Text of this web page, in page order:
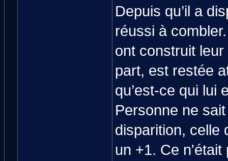
Depuis qu’il a
réussi à
ont construit
part, est restée
qu’est-ce qui lui
Personne ne
disparition, celle
un +1. Ce n'était